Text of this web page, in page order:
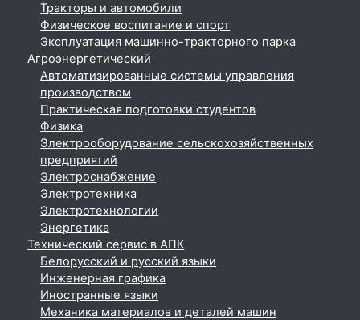
Тракторы и автомобили
Физическое воспитание и спорт
Эксплуатация машинно-тракторного парка
Агроэнергетический
Автоматизированные системы управления
производством
Практическая подготовки студентов
Физика
Электрооборудование сельскохозяйственных
предприятий
Электроснабжение
Электротехника
Электротехнологии
Энергетика
Технический сервис в АПК
Белорусский и русский языки
Инженерная графика
Иностранные языки
Механика материалов и деталей машин